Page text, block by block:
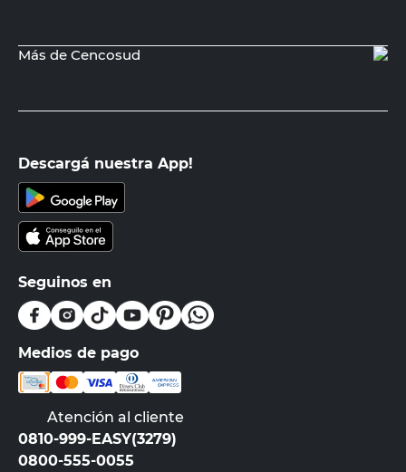
Más de Cencosud
Descargá nuestra App!
Seguinos en
Medios de pago
Atención al cliente
0810-999-EASY(3279)
0800-555-0055